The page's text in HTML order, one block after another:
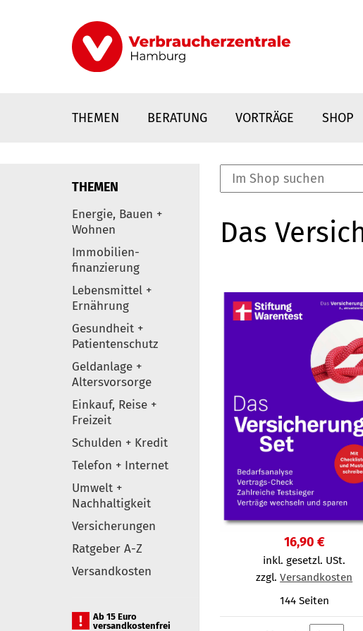
THEMEN BERATUNG VORTRÄGE SHOP
Elemente
THEMEN
Energie, Bauen +
Wohnen
Immobilien-
finanzierung
Lebensmittel +
Ernährung
Gesundheit +
Patientenschutz
Geldanlage +
Altersvorsorge
Einkauf, Reise +
Freizeit
Schulden + Kredit
Telefon + Internet
Umwelt +
Nachhaltigkeit
Versicherungen
Ratgeber A-Z
Versandkosten
Ab 15 Euro
versandkostenfrei
Das
16,90 €
inkl. gesetzl. USt.
zzgl.Versandkosten
144 Seiten